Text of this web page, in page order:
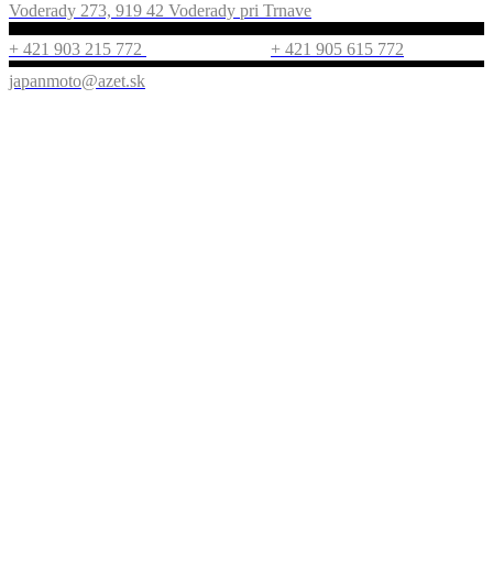
Voderady 273, 919 42 Voderady pri Trnave
+ 421 903 215 772
+ 421 905 615 772
japanmoto@azet.sk